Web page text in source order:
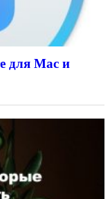
для Mac и